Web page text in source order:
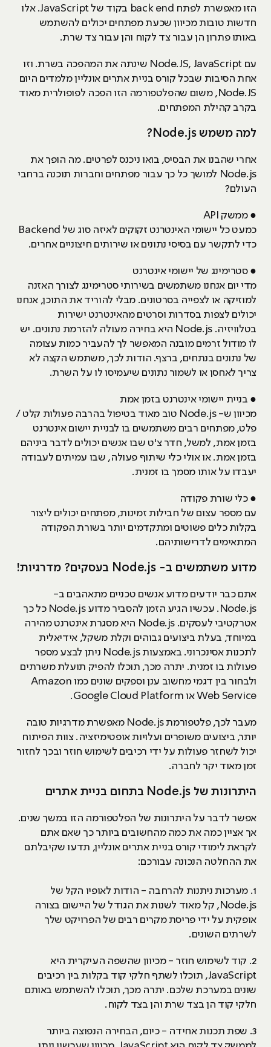
הזו מאפשרת לפתח back end בקוד של JavaScript. אלו
חדשות טובות מכיוון שכעת מפתחים יכולים להשתמש
באותו פתרון הן עבור צד לקוח והן עבור צד שרת.
עם Node.JS, JavaScript שינתה את המהפכה בשרת. וזו
אחת הסיבות שבכל קורס בניית אתרים אונליין מלמדים היום
Node.JS, משום שהפלטפורמה הזו הפכה לפופולרית מאוד
בקרב קהילת המפתחים.
למה משמש Node.js?
אחרי שהבנו את הבסיס, בואו ניכנס לפרטים. מה הופך את
Node.js למושך כל כך עבור מפתחים וחברות תוכנה ברחבי
העולם?
● ממשק API
כמעט כל יישומי האינטרנט זקוקים לאיזה סוג של Backend
כדי לתקשר עם בסיסי נתונים או שירותים חיצוניים אחרים.
● סטרימינג של יישומי אינטרנט
מדי יום אנחנו משתמשים בשירותי סטרימינג לצורך האזנה
למוזיקה או לצפייה בסרטונים. מבלי להוריד את התוכן, אנחנו
יכולים לצפות בסדרות וסרטים מהאינטרנט ישירות
בטלוויזיה. Node.js היא בחירה מעולה להזרמת נתונים. יש
לו מודול זרמים מובנה המאפשר לך להעביר כמות עצומה
של נתונים בנתחים, ברצף. הודות לכך, משתמש הקצה לא
צריך לאחסן או לשמור נתונים שיעמיסו לו על השרת.
● בניית יישומי אינטרנט בזמן אמת
מכיוון ש- Node.js טוב מאוד בטיפול בהרבה פעולות קלט /
פלט, מפתחים רבים משתמשים בו לבניית יישום אינטרנט
בזמן אמת, למשל, חדר צ'ט שבו אנשים יכולים לדבר ביניהם
בזמן אמת. או אולי כלי שיתוף פעולה, שבו עמיתים לעבודה
יעבדו על אותו מסמך בו זמנית.
● כלי שורת פקודה
עם מספר עצום של חבילות זמינות, מפתחים יכולים ליצור
בקלות כלים פשוטים ומתקדמים יותר בשורת הפקודה
המתאימים לדרישותיהם.
מדוע משתמשים ב- Node.js בעסקים? מדרגיות!
אתם כבר יודעים מדוע אנשים טכניים מתאהבים ב-
Node.js. עכשיו הגיע הזמן להסביר מדוע Node.js כל כך
אטרקטיבי לעסקים. Node.js היא מסגרת אינטרנט מהירה
במיוחד, בעלת ביצועים גבוהים וקלת משקל, אידיאלית
לתכנות אסינכרוני. באמצעות Node.js ניתן לבצע מספר
פעולות בו זמנית. יתרה מכך, תוכלו להפיק תועלת משרתים
ולבחור בין דגמי מחשוב ענן וספקים שונים כמו Amazon
Web Service או Google Cloud Platform.
מעבר לכך, פלטפורמת Node.js מאפשרת מדרגיות טובה
יותר, ביצועים משופרים ועלויות אופטימיזציה. צוות הפיתוח
יכול לשחזר פעולות על ידי רכיבים לשימוש חוזר ובכך לחזור
זמן מאוד יקר לחברה.
היתרונות של Node.js בתחום בניית אתרים
אפשר לדבר על היתרונות של הפלטפורמה הזו במשך שנים.
אך אציין כמה את כמה מהחשובים ביותר כך שאם אתם
לקראת לימודי קורס בניית אתרים אונליין, תדעו שקיבלתם
את ההחלטה הנכונה עבורכם:
1. מערכות ניתנות להרחבה - הודות לאופיו הקל של
Node.js, קל מאוד לשנות את הגודל של היישום בצורה
אופקית על ידי פריסת מקרים רבים של הפרויקט שלך
לשרתים השונים.
2. קוד לשימוש חוזר - מכיוון שהשפה העיקרית היא
JavaScript, תוכלו לשתף חלקי קוד בקלות בין רכיבים
שונים במערכת שלכם. יתרה מכך, תוכלו להשתמש באותם
חלקי קוד הן בצד שרת והן בצד לקוח.
3. שפת תכנות אחידה - כיום, הבחירה הנפוצה ביותר